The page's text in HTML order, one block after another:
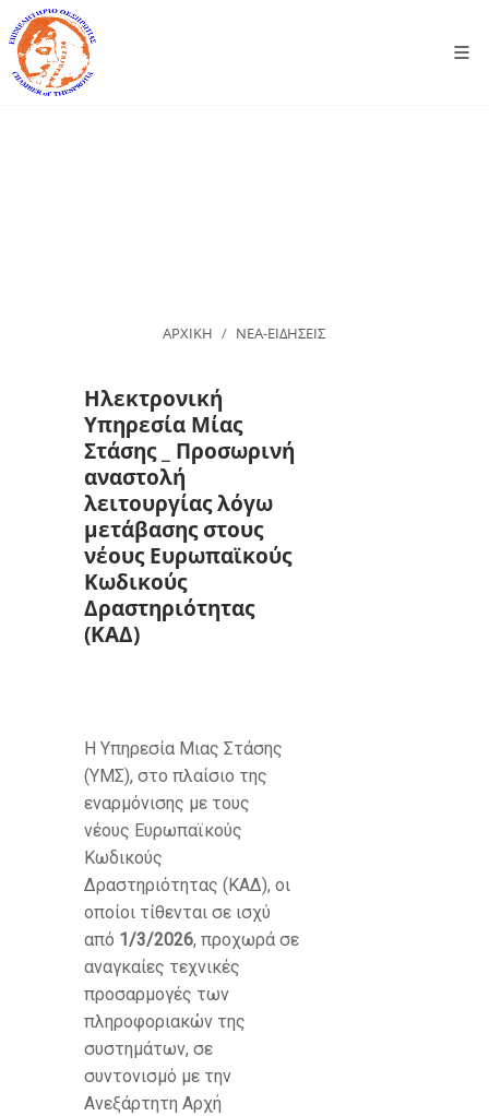
ΑΡΧΙΚΗ ΝΕΑ-ΕΙΔΗΣΕΙΣ
Ηλεκτρονική
Υπηρεσία Μίας
Στάσης _ Προσωρινή
αναστολή
λειτουργίας λόγω
μετάβασης στους
νέους Ευρωπαϊκούς
Κωδικούς
Δραστηριότητας
(ΚΑΔ)
Η Υπηρεσία Μιας Στάσης
(ΥΜΣ), στο πλαίσιο της
εναρμόνισης με τους
νέους Ευρωπαϊκούς
Κωδικούς
Δραστηριότητας (ΚΑΔ), οι
οποίοι τίθενται σε ισχύ
από 1/3/2026, προχωρά σε
αναγκαίες τεχνικές
προσαρμογές των
πληροφοριακών της
συστημάτων, σε
συντονισμό με την
Ανεξάρτητη Αρχή